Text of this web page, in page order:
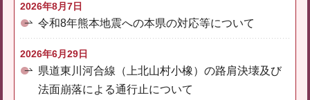
2026年8月7日
令和8年熊本地震への本県の対応等について
2026年6月29日
県道東川河合線（上北山村小橡）の路肩決壊及び
法面崩落による通行止について